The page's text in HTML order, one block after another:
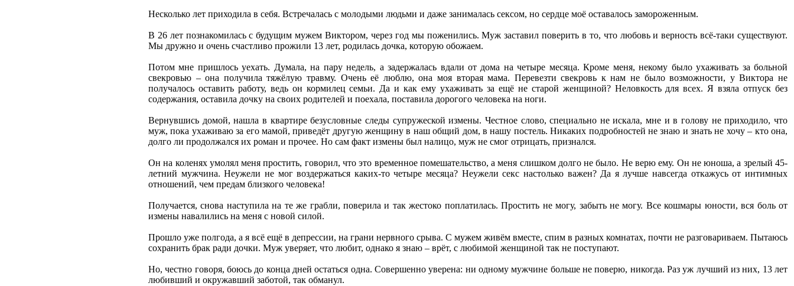
Несколько лет приходила в себя. Встречалась с молодыми людьми и даже занималась сексом, но сердце моё оставалось замороженным.
В 26 лет познакомилась с будущим мужем Виктором, через год мы поженились. Муж заставил поверить в то, что любовь и верность всё-таки существуют.
Мы дружно и очень счастливо прожили 13 лет, родилась дочка, которую обожаем.
Потом мне пришлось уехать. Думала, на пару недель, а задержалась вдали от дома на четыре месяца. Кроме меня, некому было ухаживать за больной
свекровью – она получила тяжёлую травму. Очень её люблю, она моя вторая мама. Перевезти свекровь к нам не было возможности, у Виктора не
получалось оставить работу, ведь он кормилец семьи. Да и как ему ухаживать за ещё не старой женщиной? Неловкость для всех. Я взяла отпуск без
содержания, оставила дочку на своих родителей и поехала, поставила дорогого человека на ноги.
Вернувшись домой, нашла в квартире безусловные следы супружеской измены. Честное слово, специально не искала, мне и в голову не приходило, что
муж, пока ухаживаю за его мамой, приведёт другую женщину в наш общий дом, в нашу постель. Никаких подробностей не знаю и знать не хочу – кто она,
долго ли продолжался их роман и прочее. Но сам факт измены был налицо, муж не смог отрицать, признался.
Он на коленях умолял меня простить, говорил, что это временное помешательство, а меня слишком долго не было. Не верю ему. Он не юноша, а зрелый 45-
летний мужчина. Неужели не мог воздержаться каких-то четыре месяца? Неужели секс настолько важен? Да я лучше навсегда откажусь от интимных
отношений, чем предам близкого человека!
Получается, снова наступила на те же грабли, поверила и так жестоко поплатилась. Простить не могу, забыть не могу. Все кошмары юности, вся боль от
измены навалились на меня с новой силой.
Прошло уже полгода, а я всё ещё в депрессии, на грани нервного срыва. С мужем живём вместе, спим в разных комнатах, почти не разговариваем. Пытаюсь
сохранить брак ради дочки. Муж уверяет, что любит, однако я знаю – врёт, с любимой женщиной так не поступают.
Но, честно говоря, боюсь до конца дней остаться одна. Совершенно уверена: ни одному мужчине больше не поверю, никогда. Раз уж лучший из них, 13 лет
любивший и окружавший заботой, так обманул.